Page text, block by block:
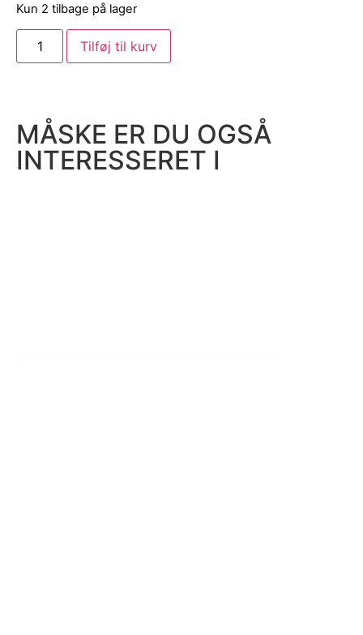
Kun 2 tilbage på lager
Tilføj til kurv
MÅSKE ER DU OGSÅ
INTERESSERET I